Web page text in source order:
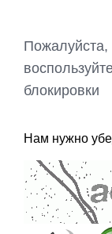
Пожалуйста,
блокировки
Нам нужно